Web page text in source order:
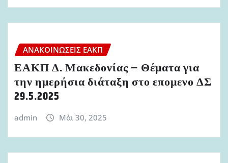
ΑΝΑΚΟΙΝΏΣΕΙΣ ΕΑΚΠ
ΕΑΚΠ Δ. Μακεδονίας – Θέματα για
την ημερήσια διάταξη στο επομενο ΔΣ
29.5.2025
admin Μάι 30, 2025